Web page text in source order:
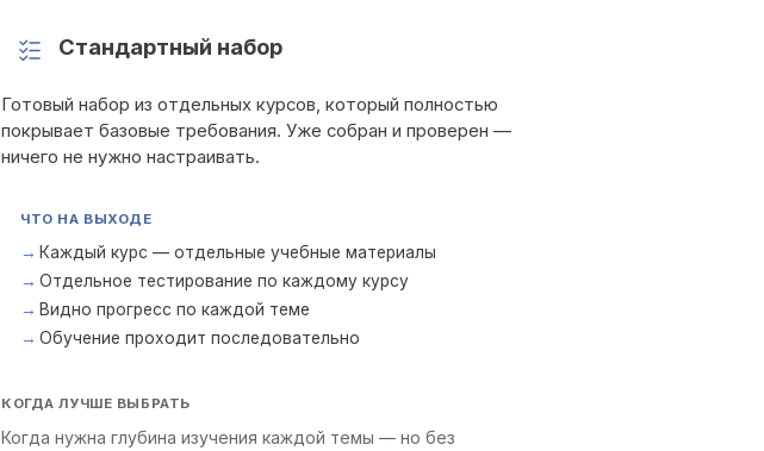
Стандартный набор
Готовый набор из отдельных курсов, который полностью
покрывает базовые требования. Уже собран и проверен —
ничего не нужно настраивать.
ЧТО НА ВЫХОДЕ
Каждый курс — отдельные учебные материалы
Отдельное тестирование по каждому курсу
Видно прогресс по каждой теме
Обучение проходит последовательно
КОГДА ЛУЧШЕ ВЫБРАТЬ
Когда нужна глубина изучения каждой темы — но без